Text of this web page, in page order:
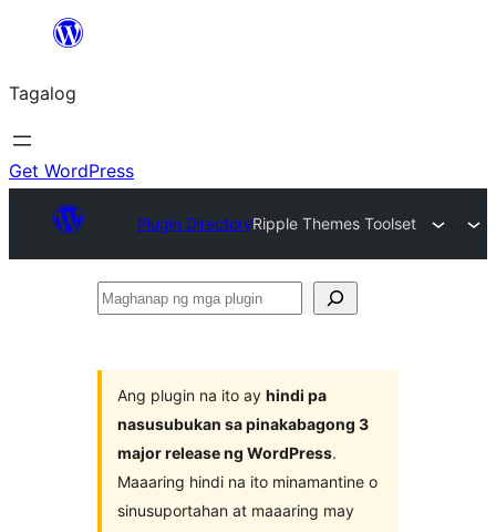
Lumaktaw
sa
content
Tagalog
Get WordPress
Plugin DirectoryRipple Themes Toolset
Maghanap
plugin
Ang plugin na ito ay hindi pa
nasusubukan sa pinakabagong 3
major release ng WordPress.
Maaaring hindi na ito minamantine o
sinusuportahan at maaaring may